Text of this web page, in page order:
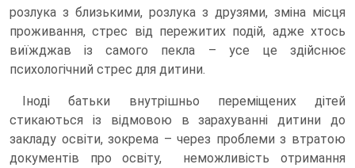
розлука з близькими, розлука з друзями, зміна місця
проживання, стрес від пережитих подій, адже хтось
виїжджав із самого пекла – усе це здійснює
психологічний стрес для дитини.
Іноді батьки внутрішньо переміщених дітей
стикаються із відмовою в зарахуванні дитини до
закладу освіти, зокрема – через проблеми з втратою
документів про освіту, неможливість отримання